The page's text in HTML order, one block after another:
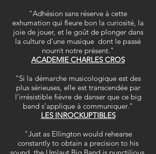
"Adhésion sans réserve à cette
exhumation qui fleure bon la curiosité, la
joie de jouer, et le goût de plonger dans
la culture d’une musique dont le passé
nourrit notre présent."
ACADEMIE CHARLES CROS
"Si la démarche musicologique est des
plus sérieuses, elle est transcendée par
l’irrésistible fièvre de danser que ce big
band s’applique à communiquer."
LES INROCKUPTIBLES
"Just as Ellington would rehearse
constantly to obtain a precision to his